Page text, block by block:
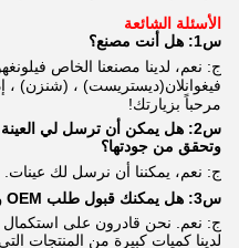
الأسئلة الشائعة
س1: هل أنت مصنع؟
ج: نعم، لدينا مصنعنا الخاص في
فيغوانلان(ديستريست) ، (شنزن) ،
مرحباً بزيارتك!
س2: هل يمكن أن ترسل لي
وتحقق من جودتها؟
ج: نعم، يمكننا أن نرسل لك عينات
س3: هل يمكنك قبول طلب OEM و ODM؟
لدينا كميات كبيرة من المنتجات